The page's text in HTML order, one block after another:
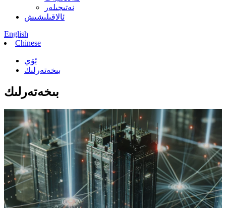
نەتىجىلەر
ئالاقىلىشىش
English
Chinese
ئۆي
بىخەتەرلىك
بىخەتەرلىك